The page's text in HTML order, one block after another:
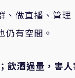
、做直播、管理
有空間。
飲酒過量，害人